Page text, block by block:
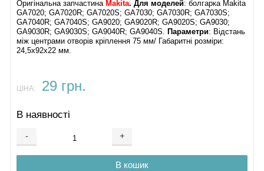
Оригінальна запчастина Makita. Для моделей: болгарка Makita
GA7020; GA7020R; GA7020S; GA7030; GA7030R; GA7030S;
GA7040R; GA7040S; GA9020; GA9020R; GA9020S; GA9030;
GA9030R; GA9030S; GA9040R; GA9040S. Параметри: Відстань
між центрами отворів кріплення 75 мм/ Габаритні розміри:
24,5х92х22 мм.
ЦІНА: 29 грн.
В наявності
- +
В кошик